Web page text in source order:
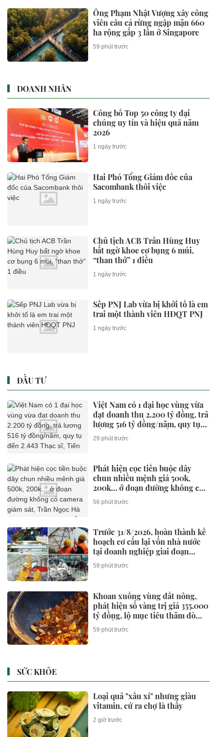
Ông Phạm Nhật Vượng xây công
viên câu cá rừng ngập mặn 660
ha rộng gấp 3 lần ở Singapore
59 phút trước
DOANH NHÂN
Công bố Top 50 công ty đại
chúng uy tín và hiệu quả năm
2026
1 ngày trước
Hai Phó Tổng Giám đốc của
Sacombank thôi việc
1 ngày trước
Chủ tịch ACB Trần Hùng Huy
bất ngờ khoe cơ bụng 6 múi,
“than thở” 1 điều
1 ngày trước
Sếp PNJ Lab vừa bị khởi tố là em
trai một thành viên HĐQT PNJ
1 ngày trước
ĐẦU TƯ
Việt Nam có 1 đại học vùng vừa
đạt doanh thu 2.200 tỷ đồng, trả
lương 516 tỷ đồng/năm, quy tụ
đến 2.443 Thạc sĩ, Tiến sĩ, Phó
Giáo sư, Giáo sư
29 phút trước
Phát hiện cọc tiền buộc dây
chun nhiều mệnh giá 500k,
200k… ở đoạn đường không có
camera giám sát, Trần Ngọc Hà
SN 1992 lập tức tới thẳng trụ sở
56 phút trước
Trước 31/8/2026, hoàn thành kế
hoạch cơ cấu lại vốn nhà nước
tại doanh nghiệp giai đoạn
2026-2030
59 phút trước
Khoan xuống vùng đất nông,
phát hiện số vàng trị giá 355.000
tỷ đồng, lộ mục tiêu thăm dò
100 tấn vàng
59 phút trước
SỨC KHỎE
Loại quả "xấu xí" nhưng giàu
vitamin, cứ ra chợ là thấy
2 giờ trước